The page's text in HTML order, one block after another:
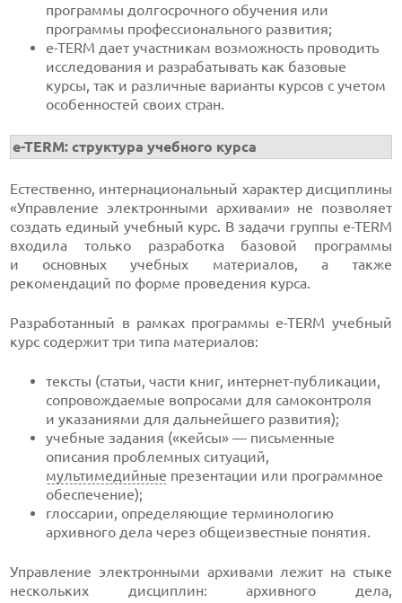
программы долгосрочного обучения или
программы профессионального развития;
e-TERM дает участникам возможность проводить
исследования и разрабатывать как базовые
курсы, так и различные варианты курсов с учетом
особенностей своих стран.
e-TERM: структура учебного курса
Естественно, интернациональный характер дисциплины
«Управление электронными архивами» не позволяет
создать единый учебный курс. В задачи группы e-TERM
входила только разработка базовой программы
и основных учебных материалов, а также
рекомендаций по форме проведения курса.
Разработанный в рамках программы e-TERM учебный
курс содержит три типа материалов:
тексты (статьи, части книг, интернет-публикации,
сопровождаемые вопросами для самоконтроля
и указаниями для дальнейшего развития);
учебные задания («кейсы» — письменные
описания проблемных ситуаций,
мультимедийные презентации или программное
обеспечение);
глоссарии, определяющие терминологию
архивного дела через общеизвестные понятия.
Управление электронными архивами лежит на стыке
нескольких дисциплин: архивного дела,